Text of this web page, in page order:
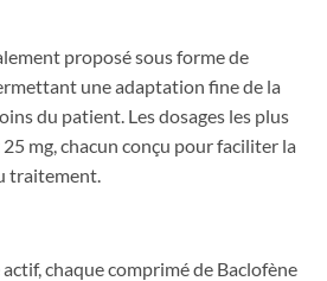
proposé sous forme de
une adaptation fine de la
du patient. Les dosages les plus
mg, chacun conçu pour faciliter la
traitement.
chaque comprimé de Baclofène